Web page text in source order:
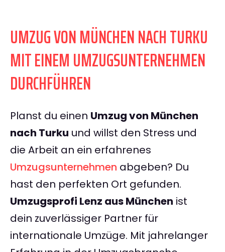
UMZUG VON MÜNCHEN NACH TURKU
MIT EINEM UMZUGSUNTERNEHMEN
DURCHFÜHREN
Planst du einen Umzug von München
nach Turku und willst den Stress und
die Arbeit an ein erfahrenes
Umzugsunternehmen abgeben? Du
hast den perfekten Ort gefunden.
Umzugsprofi Lenz aus München ist
dein zuverlässiger Partner für
internationale Umzüge. Mit jahrelanger